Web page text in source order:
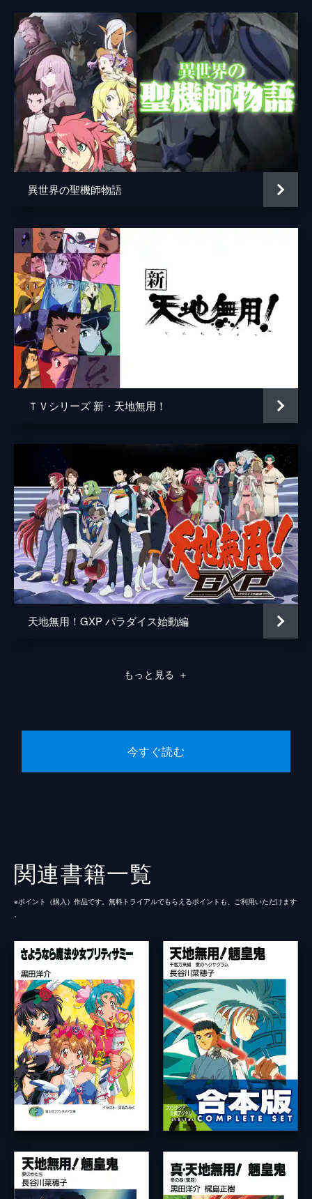
異世界の聖機師物語
ＴＶシリーズ 新・天地無用！
天地無用！GXP パラダイス始動編
もっと見る ＋
今すぐ読む
関連書籍一覧
※ポイント（購⼊）作品です。無料トライアルでもらえるポイントも、ご利⽤いただけます
。